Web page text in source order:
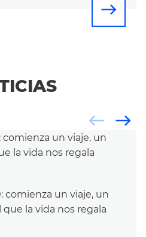
east
comienza un viaje, un
la vida nos regala
east
west